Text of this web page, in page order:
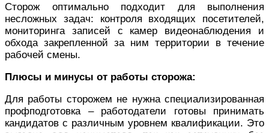
Сторож оптимально подходит для выполнения
несложных задач: контроля входящих посетителей,
мониторинга записей с камер видеонаблюдения и
обхода закрепленной за ним территории в течение
рабочей смены.
Плюсы и минусы от работы сторожа:
Для работы сторожем не нужна специализированная
профподготовка – работодатели готовы принимать
кандидатов с различным уровнем квалификации. Это